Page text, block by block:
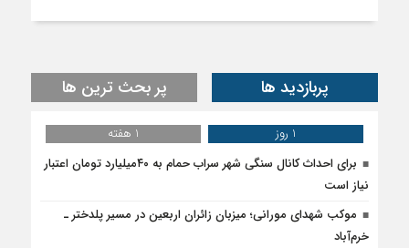
پربازدید ها پر بحث ترین ها
1 روز
1 هفته
برای احداث کانال سنگی شهر سراب حمام به ۴۰میلیارد تومان اعتبار
نیاز است
موکب شهدای مورانی؛ میزبان زائران اربعین در مسیر پلدختر ـ
خرم‌آباد